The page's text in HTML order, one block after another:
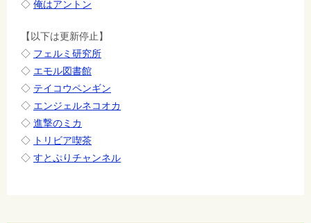
◇ 俺はアントン
【以下は更新停止】
◇ フェルミ研究所
◇ エモル図書館
◇ テイコウペンギン
◇ エンジェルネコオカ
◇ 進撃のミカ
◇ トリビア喫茶
◇ すとぷりチャンネル